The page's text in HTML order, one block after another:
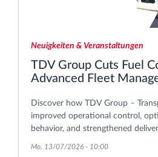
Neuigkeiten & Veranstaltungen
TDV Group Cuts Fuel
Advanced Fleet
Discover how TDV Group –
improved operational control,
behavior, and strengthened
Mo, 13/07/2026 - 10:00